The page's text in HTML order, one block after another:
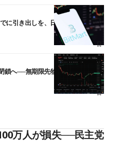
引き出しを、日本人利用者も対
鎖へ──無期限先物を生んだ11年に
万人が損失──民主党